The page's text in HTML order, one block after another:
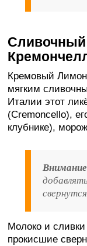
Кремовый
мягким
Италии этот
(Cremoncello),
клубнике),
Молоко и
прокисшие